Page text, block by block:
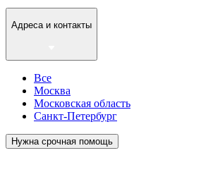
Адреса и контакты
Все
Москва
Московская область
Санкт-Петербург
Нужна срочная помощь